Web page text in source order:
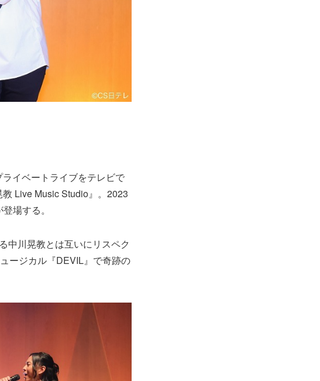
イベートライブをテレビで
Live Music Studio』。2023
場する。
中川晃教とは互いにリスペク
ージカル『DEVIL』で奇跡の